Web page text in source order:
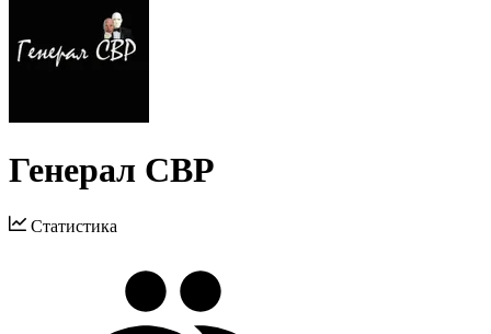
Генерал СВР
Статистика